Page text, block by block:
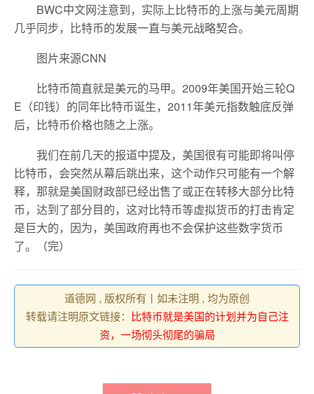
BWC中文网注意到，实际上比特币的上涨与美元周期
几乎同步，比特币的发展一直与美元战略契合。
图片来源CNN
比特币简直就是美元的马甲。2009年美国开始三轮Q
E（印钱）的同年比特币诞生，2011年美元指数触底反弹
后，比特币价格也随之上涨。
我们在前几天的报道中提及，美国很有可能即将叫停
比特币，会突然从幕后跳出来，这个动作只可能有一个解
释，那就是美国财政部已经出售了或正在转移大部分比特
币，达到了部分目的，这对比特币等虚拟货币的打击肯定
是巨大的，因为，美国政府再也不会保护这些数字货币
了。（完）
道德网 , 版权所有丨如未注明 , 均为原创
转载请注明原文链接： 比特币就是美国的计划并为自己注
资，一场彻头彻尾的骗局